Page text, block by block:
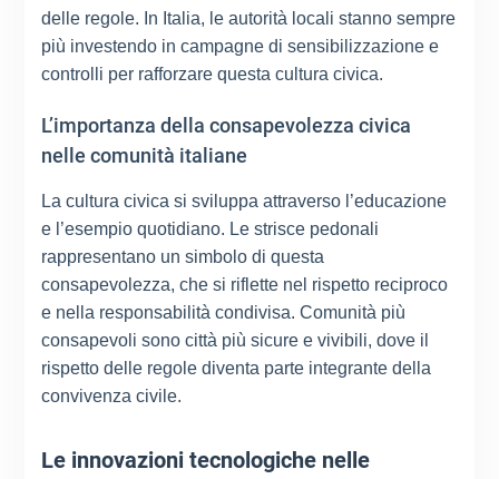
delle regole. In Italia, le autorità locali stanno sempre
più investendo in campagne di sensibilizzazione e
controlli per rafforzare questa cultura civica.
L’importanza della consapevolezza civica
nelle comunità italiane
La cultura civica si sviluppa attraverso l’educazione
e l’esempio quotidiano. Le strisce pedonali
rappresentano un simbolo di questa
consapevolezza, che si riflette nel rispetto reciproco
e nella responsabilità condivisa. Comunità più
consapevoli sono città più sicure e vivibili, dove il
rispetto delle regole diventa parte integrante della
convivenza civile.
Le innovazioni tecnologiche nelle